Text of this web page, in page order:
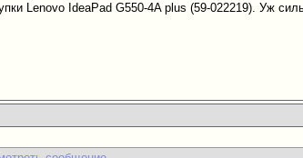
Lenovo IdeaPad G550-4A plus (59-022219). Уж